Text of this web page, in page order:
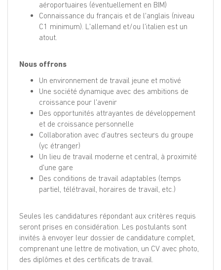
aéroportuaires (éventuellement en BIM)
Connaissance du français et de l'anglais (niveau
C1 minimum). L'allemand et/ou l'italien est un
atout.
Nous offrons
Un environnement de travail jeune et motivé
Une société dynamique avec des ambitions de
croissance pour l'avenir
Des opportunités attrayantes de développement
et de croissance personnelle
Collaboration avec d'autres secteurs du groupe
(yc étranger)
Un lieu de travail moderne et central, à proximité
d'une gare
Des conditions de travail adaptables (temps
partiel, télétravail, horaires de travail, etc.)
Seules les candidatures répondant aux critères requis
seront prises en considération. Les postulants sont
invités à envoyer leur dossier de candidature complet,
comprenant une lettre de motivation, un CV avec photo,
des diplômes et des certificats de travail.